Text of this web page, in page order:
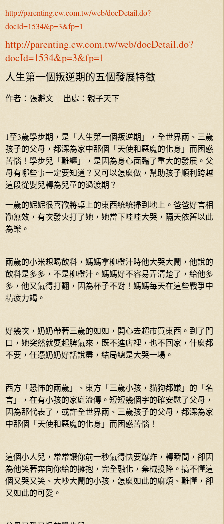
http://parenting.cw.com.tw/web/docDetail.do?
docId=1534&p=3&fp=1
http://parenting.cw.com.tw/web/docDetail.do?
docId=1534&p=3&fp=1
人生第一個叛逆期的五個發展特徵
作者：張瀞文 出處：親子天下
1至3歲學步期，是「人生第一個叛逆期」，全世界兩、三歲
孩子的父母，都深為家中那個「天使和惡魔的化身」而困惑
苦惱！學步兒「難纏」，是因為身心面臨了重大的發展。父
母有哪些事一定要知道？又可以怎麼做，幫助孩子順利跨越
這段從嬰兒轉為兒童的過渡期？
一歲的妮妮很喜歡將桌上的東西統統掃到地上。爸爸好言相
勸無效，有次發火打了她，她當下哇哇大哭，隔天依舊以此
為樂。
兩歲的小米想喝飲料，媽媽拿柳橙汁時他大哭大鬧，他說的
飲料是多多，不是柳橙汁。媽媽好不容易弄清楚了，給他多
多，他又氣得打翻，因為杯子不對！媽媽每天在這些戰爭中
精疲力竭。
好幾次，奶奶帶著三歲的如如，開心去超市買東西。到了門
口，她突然就耍起脾氣來，既不進店裡，也不回家，什麼都
不要，任憑奶奶好話說盡，結局總是大哭一場。
西方「恐怖的兩歲」、東方「三歲小孩，貓狗都嫌」的「名
言」，在有小孩的家庭流傳。短短幾個字的確安慰了父母，
因為那代表了，或許全世界兩、三歲孩子的父母，都深為家
中那個「天使和惡魔的化身」而困惑苦惱！
這個小人兒，常常讓你前一秒氣得快要爆炸，轉瞬間，卻因
為他笑著奔向你給的擁抱，完全融化，棄械投降。搞不懂這
個又哭又笑、大吵大鬧的小孩，怎麼如此的麻煩、難懂，卻
又如此的可愛。